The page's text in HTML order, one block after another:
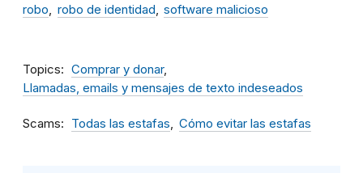
robo
robo de identidad software malicioso
Topics
Comprar y donar
Llamadas, emails y mensajes de texto indeseados
Scams Todas las estafas Cómo evitar las estafas